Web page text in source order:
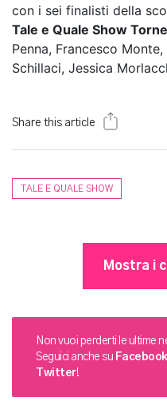
con i sei finalisti della
Tale e Quale Show
Penna, Francesco
Schillaci, Jessica
Share this article
TALE E QUALE SHOW
Mostra i
Non vuoi perderti le ultime
Seguici anche su Facebook
Twitter!